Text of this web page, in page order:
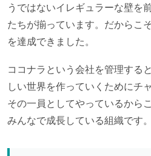
うではないイレギュラーな壁を
たちが揃っています。だからこ
を達成できました。
ココナラという会社を管理する
しい世界を作っていくためにチ
その一員としてやっているから
みんなで成長している組織です。